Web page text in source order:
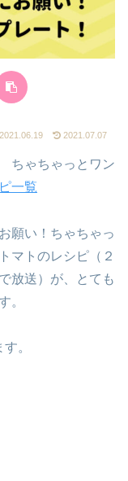
2021.06.19 2021.07.07
ちゃちゃっとワン
一覧
願い！ちゃちゃっ
マトのレシピ（２
放送）が、とても
。
。